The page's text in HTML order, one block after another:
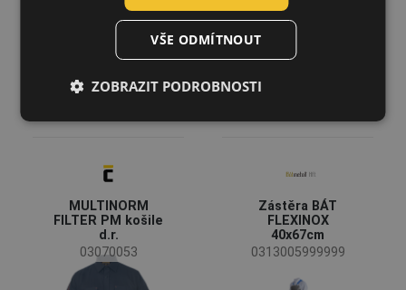
MULTINORM
FILTER PM košile
d.r.
03070053
Zástěra BÁT
FLEXINOX
40x67cm
0313005999999
DUTCH
LATVIAN
VŠE ODMÍTNOUT
ZOBRAZIT PODROBNOSTI